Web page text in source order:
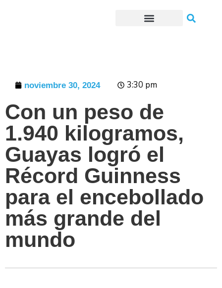
noviembre 30, 2024 3:30 pm
Con un peso de
1.940 kilogramos,
Guayas logró el
Récord Guinness
para el encebollado
más grande del
mundo